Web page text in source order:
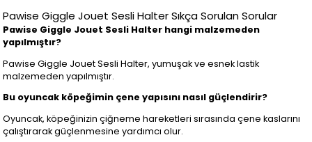
Pawise Giggle Jouet Sesli Halter Sıkça Sorulan Sorular
Pawise Giggle Jouet Sesli Halter hangi malzemeden
yapılmıştır?
Pawise Giggle Jouet Sesli Halter, yumuşak ve esnek lastik
malzemeden yapılmıştır.
Bu oyuncak köpeğimin çene yapısını nasıl güçlendirir?
Oyuncak, köpeğinizin çiğneme hareketleri sırasında çene kaslarını
çalıştırarak güçlenmesine yardımcı olur.